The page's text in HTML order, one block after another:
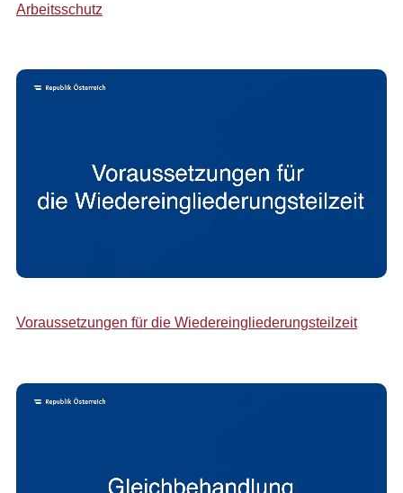
Arbeitsschutz
Voraussetzungen für die Wiedereingliederungsteilzeit